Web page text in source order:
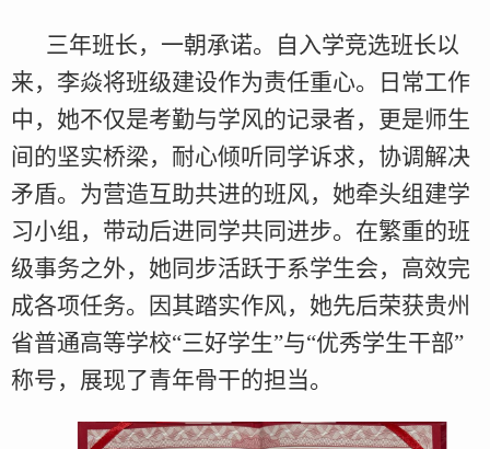
三年班长，一朝承诺。自入学竞选班长以
来，李焱将班级建设作为责任重心。日常工作
中，她不仅是考勤与学风的记录者，更是师生
间的坚实桥梁，耐心倾听同学诉求，协调解决
矛盾。为营造互助共进的班风，她牵头组建学
习小组，带动后进同学共同进步。在繁重的班
级事务之外，她同步活跃于系学生会，高效完
成各项任务。因其踏实作风，她先后荣获贵州
省普通高等学校“三好学生”与“优秀学生干部”
称号，展现了青年骨干的担当。